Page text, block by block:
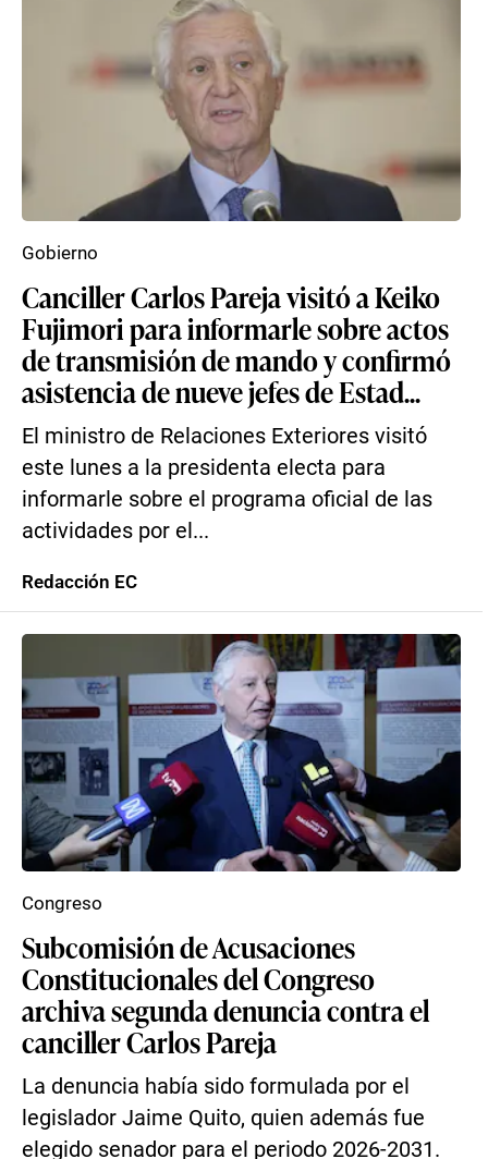
Canciller Carlos Pareja visitó a Keiko
Fujimori para informarle sobre actos
de transmisión de mando y confirmó
asistencia de nueve jefes de Estad...
El ministro de Relaciones Exteriores visitó
este lunes a la presidenta electa para
informarle sobre el programa oficial de las
actividades por el...
Gobierno
Redacción EC
Subcomisión de Acusaciones
Constitucionales del Congreso
archiva segunda denuncia contra el
canciller Carlos Pareja
La denuncia había sido formulada por el
legislador Jaime Quito, quien además fue
elegido senador para el periodo 2026-2031.
Congreso